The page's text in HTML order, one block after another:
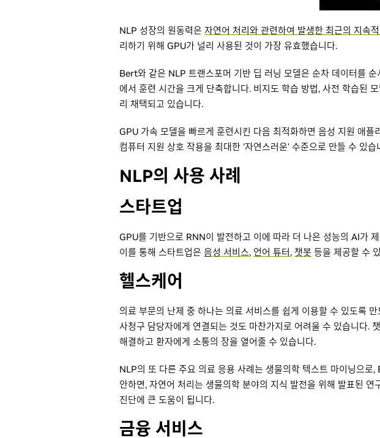
NLP 성장의 원동력은 자연어 처리와 관련하여 발생한 최근의 지속
리하기 위해 GPU가 널리 사용된 것이 가장 유효했습니다.
Bert와 같은 NLP 트랜스포머 기반 딥 러닝 모델은 순차 데이터를
에서 훈련 시간을 크게 단축합니다. 비지도 학습 방법, 사전 학습된
리 채택되고 있습니다.
GPU 가속 모델을 빠르게 훈련시킨 다음 최적화하면 음성 지원 애
컴퓨터 지원 상호 작용을 최대한 '자연스러운' 수준으로 만들 수 있습
NLP의 사용 사례
스타트업
GPU를 기반으로 RNN이 발전하고 이에 따라 더 나은 성능의 AI가
이를 통해 스타트업은 음성 서비스, 언어 튜터 , 챗봇 등을 제공할 수
헬스케어
의료 부문의 난제 중 하나는 의료 서비스를 쉽게 이용할 수 있도록
사청구 담당자에게 연결되는 것도 마찬가지로 어려울 수 있습니다.
해결하고 환자에게 소통의 장을 열어줄 수 있습니다.
NLP의 또 다른 주요 의료 응용 사례는 생물의학 텍스트 마이닝으
안하면, 자연어 처리는 생물의학 분야의 지식 발전을 위해 발표된
진단에 큰 도움이 됩니다.
금융 서비스